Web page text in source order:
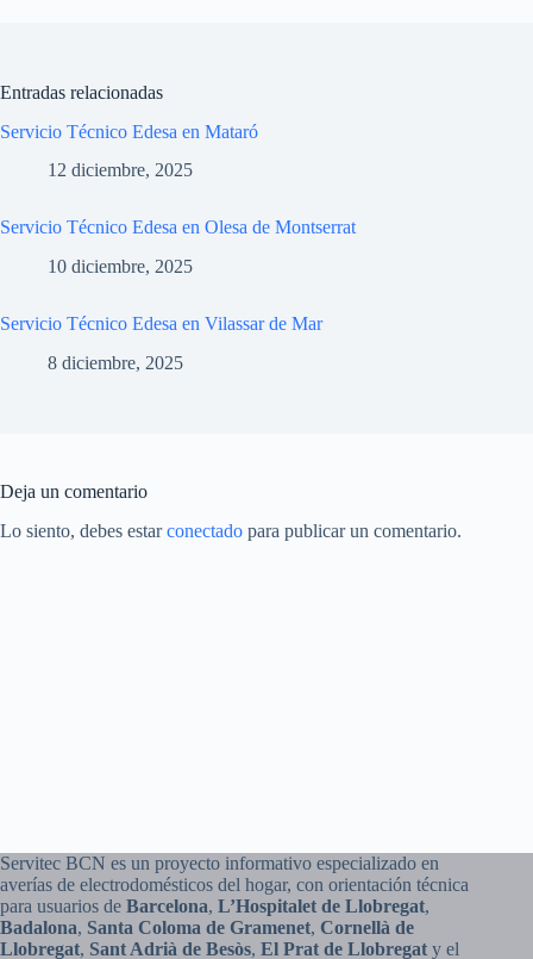
Entradas relacionadas
Servicio Técnico Edesa en Mataró
12 diciembre, 2025
Servicio Técnico Edesa en Olesa de Montserrat
10 diciembre, 2025
Servicio Técnico Edesa en Vilassar de Mar
8 diciembre, 2025
Deja un comentario
Lo siento, debes estarconectado para publicar un comentario.
Servitec BCN es un proyecto informativo especializado en
averías de electrodomésticos del hogar, con orientación técnica
para usuarios de Barcelona, L’Hospitalet de Llobregat,
Badalona, Santa Coloma de Gramenet, Cornellà de
Llobregat, Sant Adrià de Besòs, El Prat de Llobregat y el